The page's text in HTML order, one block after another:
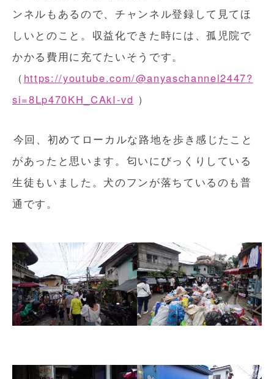
ンネルもあるので、チャンネル登録して見てほ
しいとのこと。収益化できた時には、孤児院で
かかる費用に充てたいそうです。
（ https://youtube.com/@anyaschannel2447?
si=8Lp470KH_CAkI-vd ）
今回、初めてローカルな路地を歩き感じたこと
があったと思います。匂いにびっくりしている
生徒もいました。犬のフンが落ちているのも普
通です。